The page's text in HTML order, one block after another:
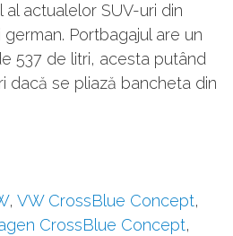
actualelor SUV-uri din
Portbagajul are un
537 de litri, acesta putând
dacă se pliază bancheta din
, VW CrossBlue Concept,
CrossBlue Concept,